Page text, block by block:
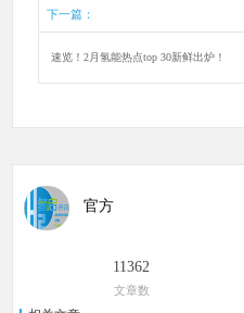
下一篇：
速览！2月氢能热点top 30新鲜出炉！
官方
11362
文章数